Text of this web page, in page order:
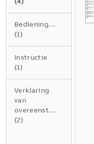
Bedieningshandleiding
(1)
Instructie
(1)
Verklaring
van
overeenstemming
(2)